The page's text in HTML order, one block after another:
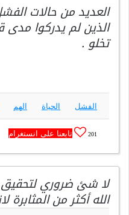
العديد من حالات
الذين لم يدركوا مدى
تخلو .
الفشل الحياة الهم
201 تابعنا على انستغرام
لا شئ ضروري لتحقيق
الله أكثر من